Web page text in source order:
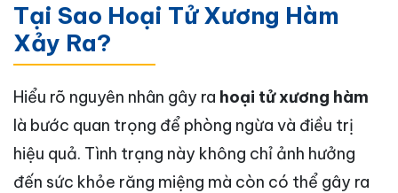
Tại Sao Hoại Tử Xương Hàm
Xảy Ra?
Hiểu rõ nguyên nhân gây ra hoại tử xương hàm
là bước quan trọng để phòng ngừa và điều trị
hiệu quả. Tình trạng này không chỉ ảnh hưởng
đến sức khỏe răng miệng mà còn có thể gây ra